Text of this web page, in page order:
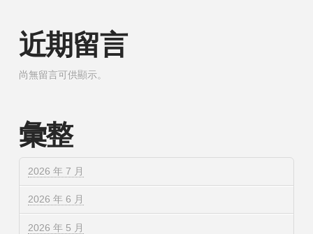
近期留言
尚無留言可供顯示。
彙整
2026 年 7 月
2026 年 6 月
2026 年 5 月